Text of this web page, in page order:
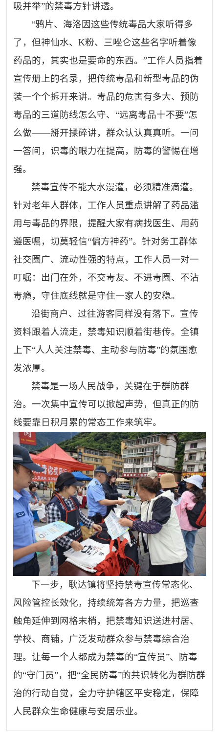
吸并举”的禁毒方针讲透。
“鸦片、海洛因这些传统毒品大家听得多
了，但神仙水、K粉、三唑仑这些名字听着像
药品的，其实也是要命的东西。”工作人员指着
宣传册上的名录，把传统毒品和新型毒品的伪
装一个个拆开来讲。毒品的危害有多大、预防
毒品的三道防线怎么守、“远离毒品十不要”怎
么做——掰开揉碎讲，群众认认真真听。一问
一答间，识毒的眼力在提高，防毒的警惕在增
强。
禁毒宣传不能大水漫灌，必须精准滴灌。
针对老年人群体，工作人员重点讲解了药品滥
用与毒品的界限，提醒大家有病找医生、用药
遵医嘱，切莫轻信“偏方神药”。针对务工群体
社交圈广、流动性强的特点，工作人员一对一
叮嘱：出门在外，不交毒友、不进毒圈、不沾
毒瘾，守住底线就是守住一家人的安稳。
沿街商户、过往游客同样没有落下。宣传
资料跟着人流走，禁毒知识顺着街巷传。全镇
上下“人人关注禁毒、主动参与防毒”的氛围愈
发浓厚。
禁毒是一场人民战争，关键在于群防群
治。一次集中宣传可以掀起声势，但真正的防
线要靠日积月累的常态工作来筑牢。
下一步，耿达镇将坚持禁毒宣传常态化、
风险管控长效化，持续统筹各方力量，把巡查
触角延伸到网格末梢，把禁毒知识送进村居、
学校、商铺，广泛发动群众参与禁毒综合治
理。让每一个人都成为禁毒的“宣传员”、防毒
的“守门员”，把“全民防毒”的共识转化为群防群
治的行动自觉，全力守护辖区平安稳定，保障
人民群众生命健康与安居乐业。